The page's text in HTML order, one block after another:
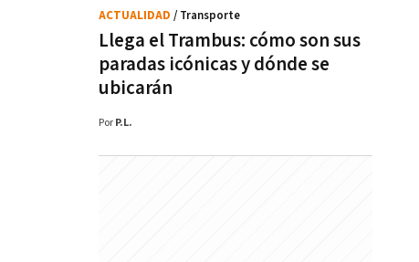
Llega el Trambus: cómo son sus
paradas icónicas y dónde se
ubicarán
ACTUALIDAD / Transporte
Por P.L.